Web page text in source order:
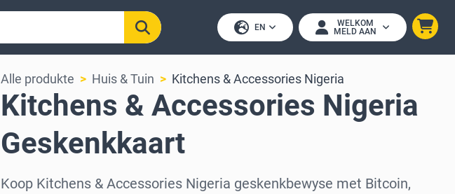
EN
WELKOM
MELD AAN
Alle produkte Huis & Tuin Kitchens & Accessories Nigeria
Kitchens & Accessories Nigeria
Geskenkkaart
Koop Kitchens & Accessories Nigeria geskenkbewyse met Bitcoin,